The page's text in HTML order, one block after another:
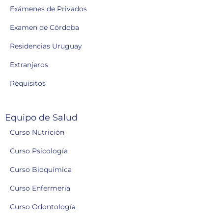
Exámenes de Privados
Examen de Córdoba
Residencias Uruguay
Extranjeros
Requisitos
Equipo de Salud
Curso Nutrición
Curso Psicología
Curso Bioquímica
Curso Enfermería
Curso Odontología